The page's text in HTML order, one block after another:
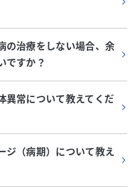
の治療をしない場合、余
ですか？
異常について教えてくだ
ジ（病期）について教え